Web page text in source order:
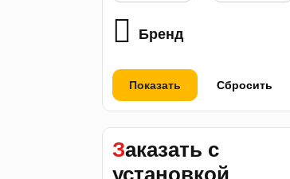
Бренд
Показать Сбросить
Заказать с